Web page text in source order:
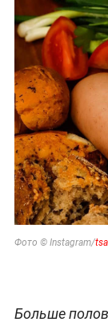
Фото © Instagram/
Больше